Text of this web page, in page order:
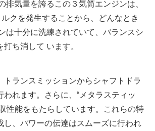
気量を誇るこの３気筒エンジンは、
クを発生することから、どんなとき
は十分に洗練されていて、バランスシ
ち消して います。
トランスミッションからシャフトドラ
れます。さらに、“メタラスティッ
性能をもたらしています。これらの特
、パワーの伝達はスムーズに行われ